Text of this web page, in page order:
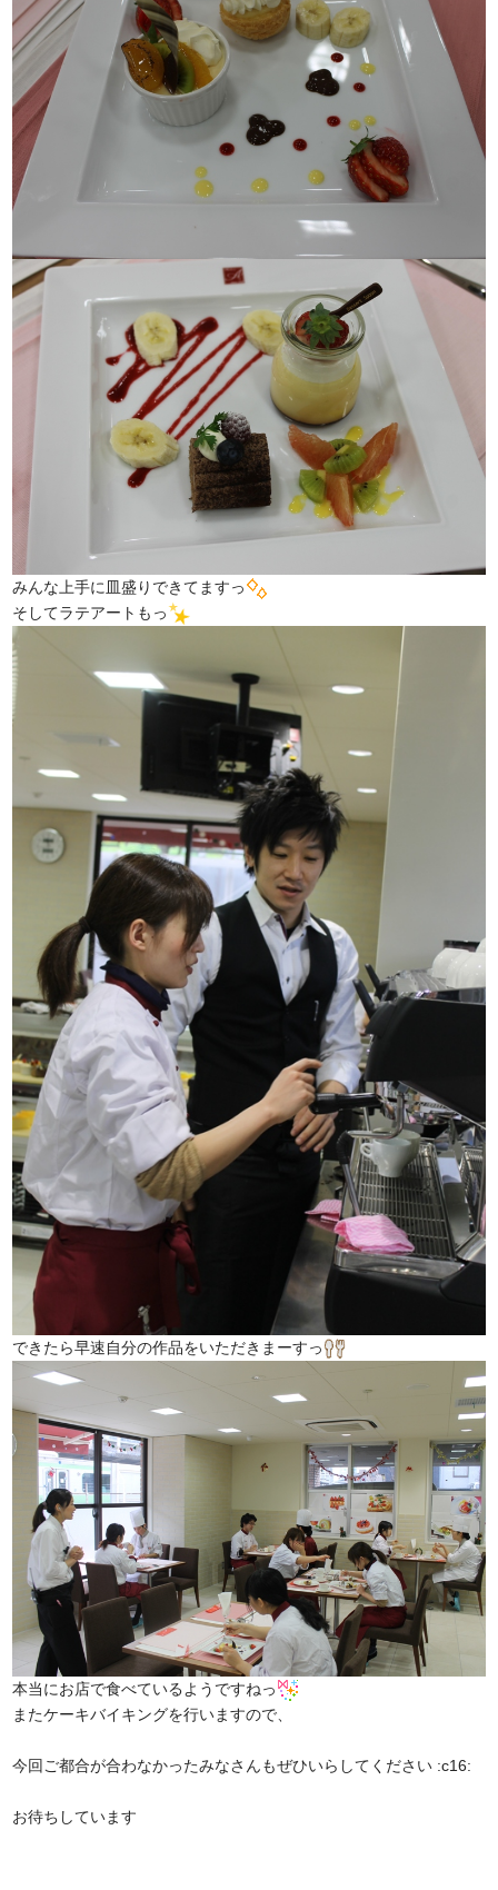
みんな上手に皿盛りできてますっ
そしてラテアートもっ
できたら早速自分の作品をいただきまーすっ
本当にお店で食べているようですねっ
またケーキバイキングを行いますので、
今回ご都合が合わなかったみなさんもぜひいらしてください :c16:
お待ちしています